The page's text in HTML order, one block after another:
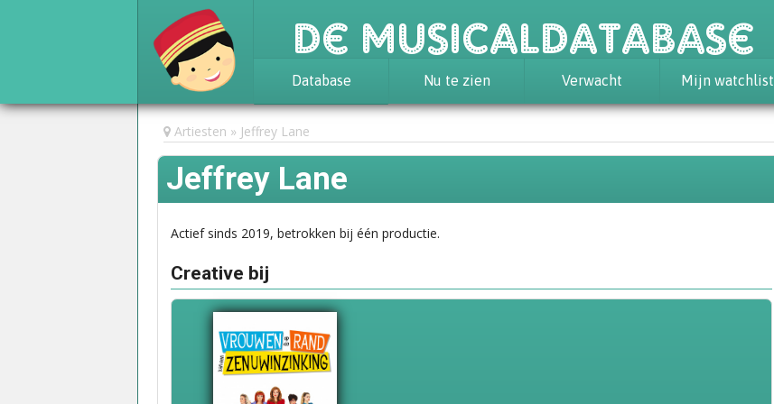
De Musicaldatabase
Database
Achtergrond
Awards
Statistieken
Nu te zien Verwacht Mijn watchlist
Artiesten Jeffrey Lane
Jeffrey Lane
Actief sinds 2019, betrokken bij één productie.
Creative bij